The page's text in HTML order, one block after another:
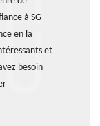
à SG
en la
et
besoin